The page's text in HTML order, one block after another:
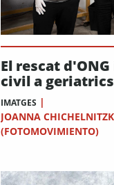
El rescat
civil a
IMATGES |
JOANNA
(FOTOMOVIMIENTO)